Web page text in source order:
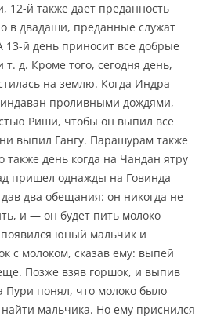
12-й также дает преданность
в двадаши, преданные служат
й день приносит все добрые
д. Кроме того, сегодня день,
на землю. Когда Индра
проливными дождями,
Риши, чтобы он выпил все
выпил Гангу. Парашурам также
также день когда на Чандан ятру
пришел однажды на Говинда
два обещания: он никогда не
и — он будет пить молоко
юный мальчик и
с молоком, сказав ему: выпей
Позже взяв горшок, и выпив
Пури понял, что молоко было
мальчика. Но ему приснился